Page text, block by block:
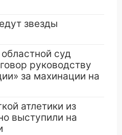
звезды
суд
руководству
за махинации на
атлетики из
выступили на